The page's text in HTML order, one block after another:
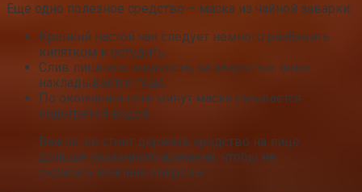
Еще одно полезное средство – маска из чайной заварки:
Крепкий настой чая следует немного разбавить
кипятком и остудить.
Слив лишнюю жидкость, на закрытые веки
накладывается гуща.
По окончании пяти минут маска смывается
подогретой водой.
Важно: не стоит держать средство на лице
дольше указанного времени, чтобы не
окрасить кожные покровы.